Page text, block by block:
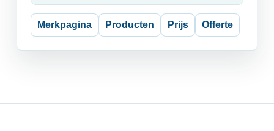
Merkpagina Producten Prijs Offerte